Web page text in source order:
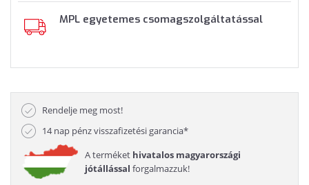
MPL egyetemes csomagszolgáltatással
Rendelje meg most!
14 nap pénz visszafizetési garancia*
A terméket hivatalos magyarországi
jótállással forgalmazzuk!